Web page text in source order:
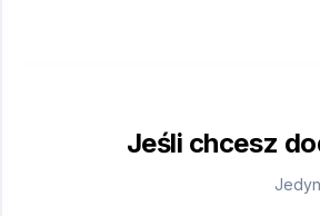
Jeśli chcesz